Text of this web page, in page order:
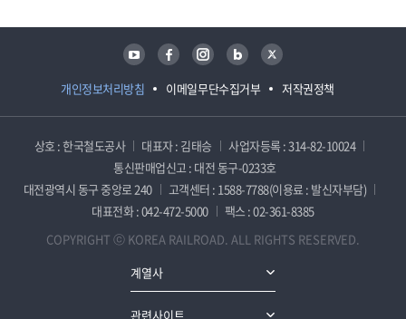
개인정보처리방침 이메일무단수집거부 저작권정책
유튜브 페이스북 인스타그램 블로그 트위터
상호 : 한국철도공사 대표자 : 김태승
사업자등록 : 314-82-10024
통신판매업신고 : 대전 동구-0233호
대전광역시 동구 중앙로 240
고객센터 : 1588-7788(이용료 : 발신자부담)
대표전화 : 042-472-5000
팩스 : 02-361-8385
COPYRIGHT ⓒ KOREA RAILROAD. ALL RIGHTS RESERVED.
계열사
관련사이트